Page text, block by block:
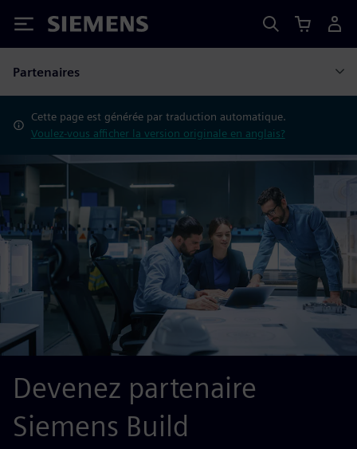
Siemens
Partenaires
Cette page est générée par traduction automatique.
Voulez-vous afficher la version originale en anglais?
Devenez partenaire
Siemens Build